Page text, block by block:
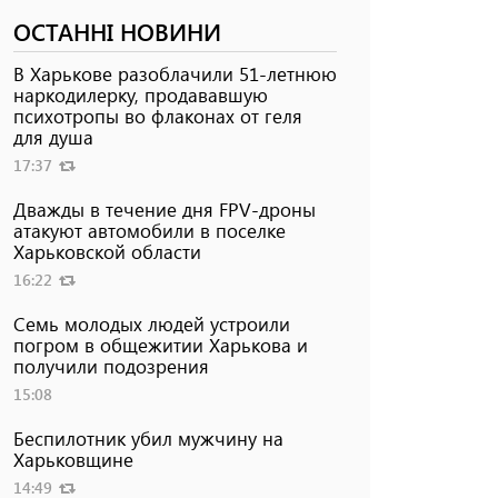
ОСТАННІ НОВИНИ
В Харькове разоблачили 51-летнюю
наркодилерку, продававшую
психотропы во флаконах от геля
для душа
17:37
Дважды в течение дня FPV-дроны
атакуют автомобили в поселке
Харьковской области
16:22
Семь молодых людей устроили
погром в общежитии Харькова и
получили подозрения
15:08
Беспилотник убил мужчину на
Харьковщине
14:49